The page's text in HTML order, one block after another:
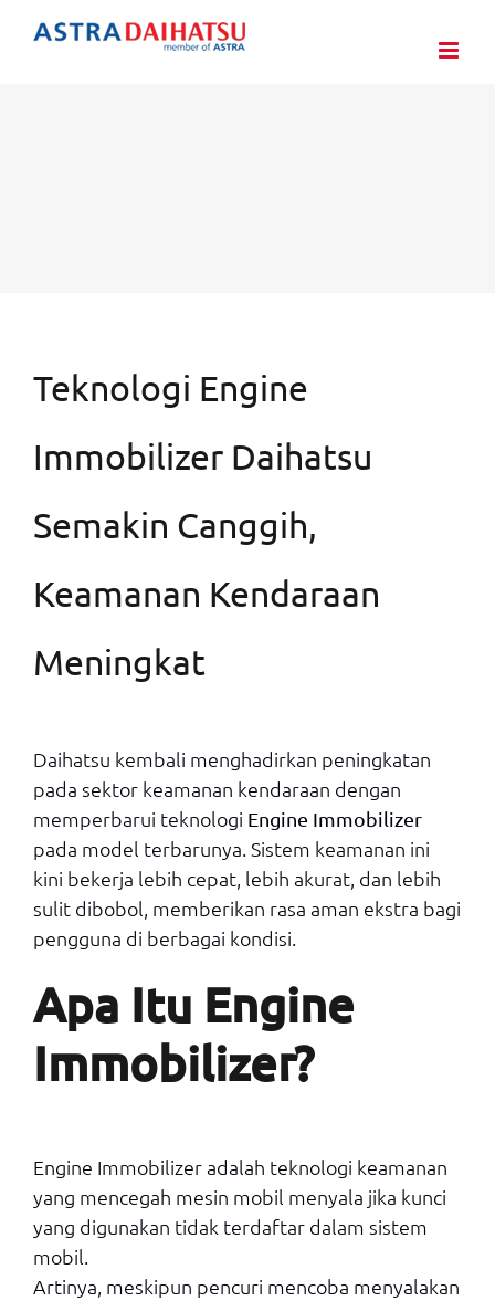
Teknologi Engine
Immobilizer Daihatsu
Semakin Canggih,
Keamanan Kendaraan
Meningkat
Daihatsu kembali menghadirkan peningkatan
pada sektor keamanan kendaraan dengan
memperbarui teknologi Engine Immobilizer
pada model terbarunya. Sistem keamanan ini
kini bekerja lebih cepat, lebih akurat, dan lebih
sulit dibobol, memberikan rasa aman ekstra bagi
pengguna di berbagai kondisi.
Apa Itu Engine
Immobilizer?
Engine Immobilizer adalah teknologi keamanan
yang mencegah mesin mobil menyala jika kunci
yang digunakan tidak terdaftar dalam sistem
mobil.
Artinya, meskipun pencuri mencoba menyalakan